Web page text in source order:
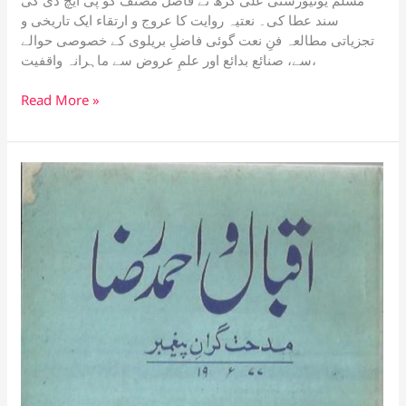
s
A
p
p
e
b
o
k
y
Li
n
a
d
s
gl
e
Tr
n
sl
e
er g
er
p
c
سند عطا کی۔ نعتیہ روایت کا عروج و ارتقاء ایک تاریخی و
تجزیاتی مطالعہ فنِ نعت گوئی فاضلِ بریلوی کے خصوصی حوالے
سے، صنائع بدائع اور علمِ عروض سے ماہرانہ واقفیت،
امام
رضا
کی
نعتیہ
شاعری۔
ایک
Read More »